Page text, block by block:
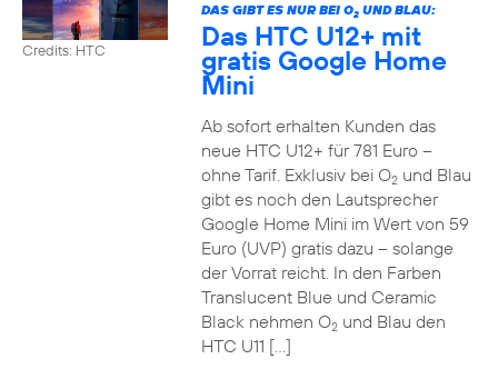
Credits: HTC
DAS GIBT ES NUR BEI O2UND BLAU:
Das HTC U12+ mit
gratis Google Home
Mini
Ab sofort erhalten Kunden das
neue HTC U12+ für 781 Euro –
ohne Tarif. Exklusiv bei O2und Blau
gibt es noch den Lautsprecher
Google Home Mini im Wert von 59
Euro (UVP) gratis dazu – solange
der Vorrat reicht. In den Farben
Translucent Blue und Ceramic
Black nehmen O2und Blau den
HTC U11 […]